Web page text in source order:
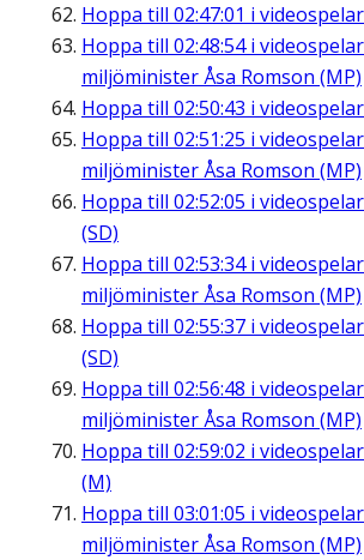
Hoppa till 02:47:01 i
Hoppa till 02:48:54i
miljöminister Åsa Romson (MP)
Hoppa till 02:50:43 i
Hoppa till 02:51:25 i
miljöminister Åsa Romson (MP)
Hoppa till 02:52:05 i
(SD)
Hoppa till 02:53:34i
miljöminister Åsa Romson (MP)
Hoppa till 02:55:37 i
(SD)
Hoppa till 02:56:48 i
miljöminister Åsa Romson (MP)
Hoppa till 02:59:02 i
(M)
Hoppa till 03:01:05 i
miljöminister Åsa Romson (MP)